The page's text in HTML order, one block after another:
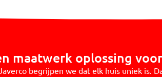
maatwerk oplossing
begrijpen we dat elk huis uniek is.